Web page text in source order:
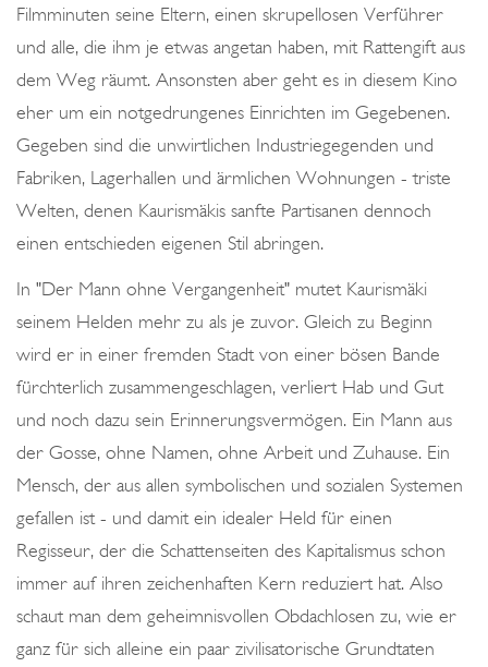
Filmminuten seine Eltern, einen skrupellosen Verführer
und alle, die ihm je etwas angetan haben, mit Rattengift aus
dem Weg räumt. Ansonsten aber geht es in diesem Kino
eher um ein notgedrungenes Einrichten im Gegebenen.
Gegeben sind die unwirtlichen Industriegegenden und
Fabriken, Lagerhallen und ärmlichen Wohnungen - triste
Welten, denen Kaurismäkis sanfte Partisanen dennoch
einen entschieden eigenen Stil abringen.
In "Der Mann ohne Vergangenheit" mutet Kaurismäki
seinem Helden mehr zu als je zuvor. Gleich zu Beginn
wird er in einer fremden Stadt von einer bösen Bande
fürchterlich zusammengeschlagen, verliert Hab und Gut
und noch dazu sein Erinnerungsvermögen. Ein Mann aus
der Gosse, ohne Namen, ohne Arbeit und Zuhause. Ein
Mensch, der aus allen symbolischen und sozialen Systemen
gefallen ist - und damit ein idealer Held für einen
Regisseur, der die Schattenseiten des Kapitalismus schon
immer auf ihren zeichenhaften Kern reduziert hat. Also
schaut man dem geheimnisvollen Obdachlosen zu, wie er
ganz für sich alleine ein paar zivilisatorische Grundtaten